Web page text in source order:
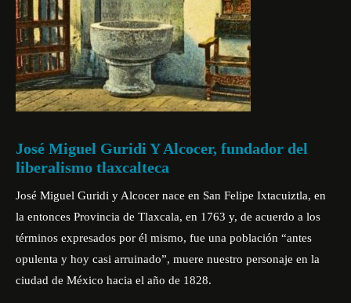
José Miguel Guridi Y Alcocer, fundador del
liberalismo tlaxcalteca
José Miguel Guridi y Alcocer nace en San Felipe Ixtacuiztla, en
la entonces Provincia de Tlaxcala, en 1763 y, de acuerdo a los
términos expresados por él mismo, fue una población “antes
opulenta y hoy casi arruinado”, muere nuestro personaje en la
ciudad de México hacia el año de 1828.